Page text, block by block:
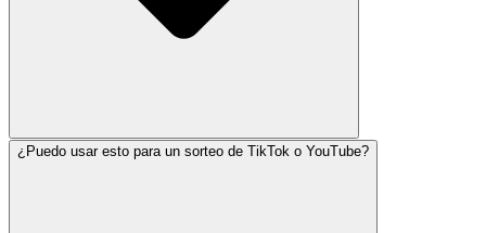
¿Puedo usar esto para un sorteo de TikTok o YouTube?